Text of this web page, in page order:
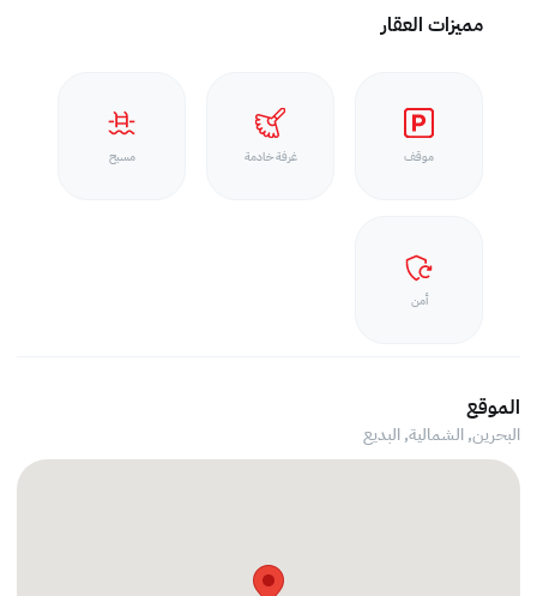
مميزات العقار
موقف غرفة خادمة مسبح
أمن
الموقع
البحرين, الشمالية,البديع